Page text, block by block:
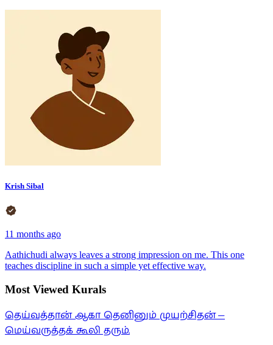
Krish Sibal
11 months ago
Aathichudi always leaves a strong impression on me. This one
teaches discipline in such a simple yet effective way.
Most Viewed Kurals
தெய்வத்தான் ஆகா தெனினும் முயற்சிதன் —
மெய்வருத்தக் கூலி தரும்.